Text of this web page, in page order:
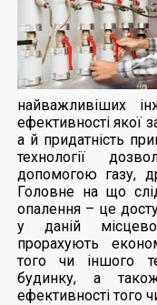
найважливіших
ефективності якої
а й придатність
технології
допомогою газу,
Головне на що
опалення – це
у даній
прорахують
того чи іншого
будинку, а
ефективності того